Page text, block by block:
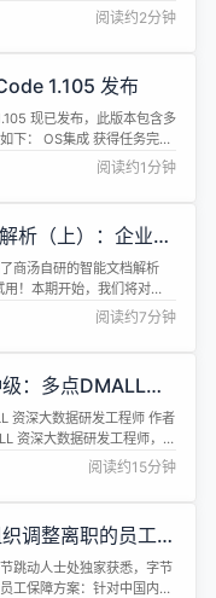
工具能帮你做什么？ ✔️多类
向 / 角度渐变随便选，支持
粉橙→奶白”），还能调渐变
就能改颜色...
阅读约2分钟
1.105 发布
现已发布，此版本包含多
下： OS集成 获得任务完成
更多） macOS 上的原生身
开发者生产力 利用 AI 辅助
） 从上次中断的地方继续最
Agent 工具 从 MCP 市场安
...
阅读约1分钟
析（上）：企业数
中的重要基础支撑
商汤自研的智能文档解析
！本期开始，我们将对
点进行逐一拆解，希望能帮
我们的产品~ 本期和下期的
析”展开，技术细节，一探
片或PDF中的表格）转为机
阅读约7分钟
：多点DMALL如
把数据集成
资深大数据研发工程师 作者
资深大数据研发工程师，主
架构设计与 LakeHouse 的
数据平台架构经验，长期专
、数据湖建设以及 Spark 计
续在多个...
阅读约15分钟
调整离职的员工，
、每月最高 1.2 万
跳动人士处独家获悉，字节
工保障方案：针对中国内地